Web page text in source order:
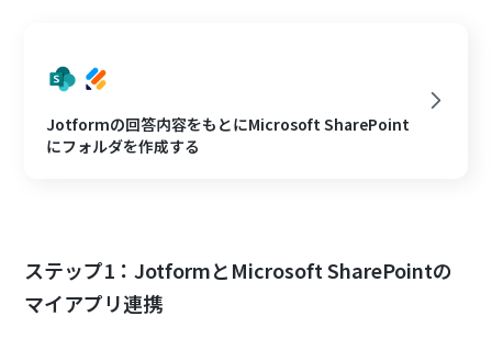
Jotformの回答内容をもとにMicrosoft SharePoint
にフォルダを作成する
ステップ1：JotformとMicrosoft SharePointの
マイアプリ連携